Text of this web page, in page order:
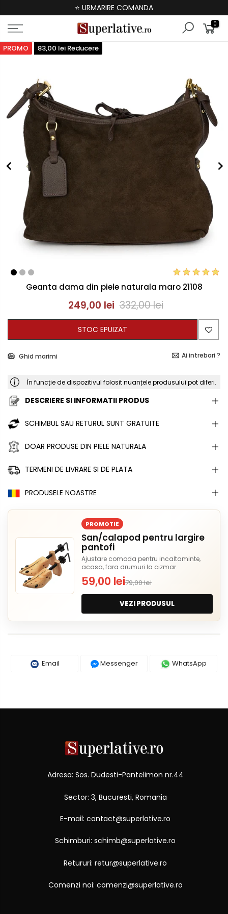
⭐ URMARIRE COMANDA
0
PROMO 83,00 lei Reducere
Geanta dama din piele naturala maro 21108
249,00 lei 332,00 lei
STOC EPUIZAT
Ghid marimi Ai intrebari ?
În funcție de dispozitivul folosit nuanțele produsului pot diferi.
DESCRIERE SI INFORMATII PRODUS
SCHIMBUL SAU RETURUL SUNT GRATUITE
DOAR PRODUSE DIN PIELE NATURALA
TERMENI DE LIVRARE SI DE PLATA
PRODUSELE NOASTRE
PROMOTIE
San/calapod pentru largire
pantofi
Ajustare comoda pentru incaltaminte,
acasa, fara drumuri la cizmar.
59,00 lei79,00 lei
VEZI PRODUSUL
Email Messenger WhatsApp
Adresa: Sos. Dudesti-Pantelimon nr.44
Sector: 3, Bucuresti, Romania
E-mail: contact@superlative.ro
Schimburi: schimb@superlative.ro
Retururi: retur@superlative.ro
Comenzi noi: comenzi@superlative.ro